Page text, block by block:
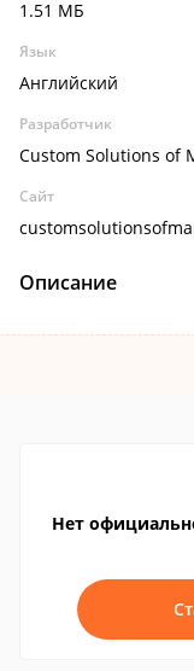
1.51 МБ
Язык
Английский
Разработчик
Custom Solutions of
Сайт
Описание
Нет